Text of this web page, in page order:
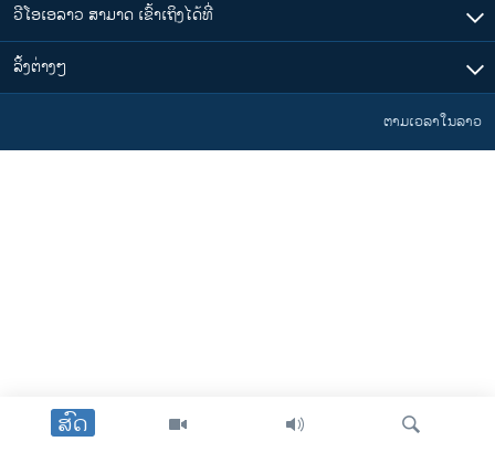
ສົດ
ວີໂອເອລາວ ສາມາດ ເຂົ້າເຖິງໄດ້ທີ່
​ລິ້ງ​ຕ່າງໆ
ຕາມເວລາໃນລາວ